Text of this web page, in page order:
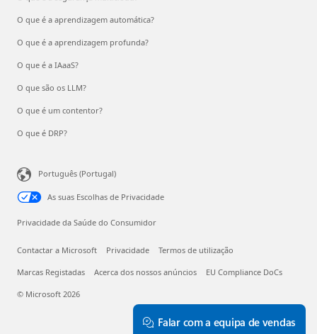
O que é a aprendizagem automática?
O que é a aprendizagem profunda?
O que é a IAaaS?
O que são os LLM?
O que é um contentor?
O que é DRP?
Português (Portugal)
As suas Escolhas de Privacidade
Privacidade da Saúde do Consumidor
Contactar a Microsoft Privacidade Termos de utilização
Marcas Registadas Acerca dos nossos anúncios EU Compliance DoCs
© Microsoft 2026
Falar com a equipa de vendas